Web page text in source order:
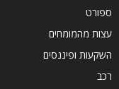
ספורט
עצות מהמומחים
השקעות ופיננסים
רכב